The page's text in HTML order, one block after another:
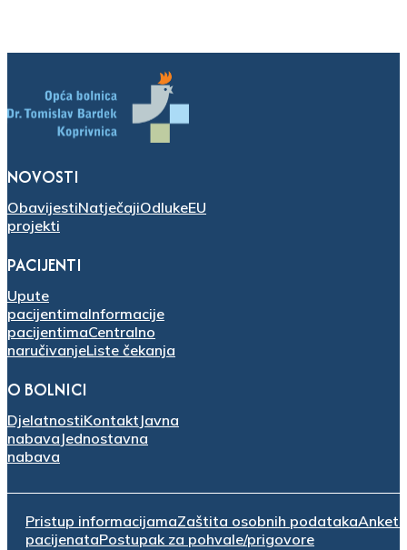
NOVOSTI
ObavijestiNatječajiOdlukeEU
projekti
PACIJENTI
Upute
pacijentimaInformacije
pacijentimaCentralno
naručivanjeListe čekanja
O BOLNICI
DjelatnostiKontakt Javna
nabava Jednostavna
nabava
Pristup informacijamaZaštita osobnih podatakaAnketa
pacijenataPostupak za pohvale/prigovore